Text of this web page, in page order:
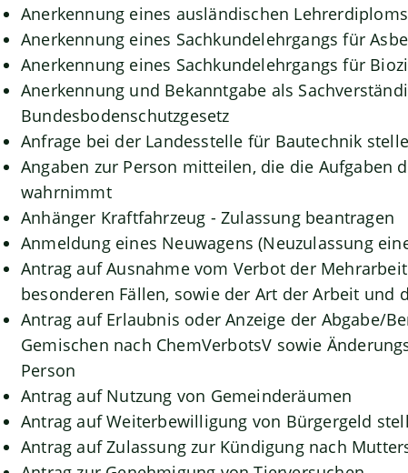
Anerkennung eines ausländischen
Anerkennung eines Sachkundelehrgangs für
Anerkennung eines Sachkundelehrgangs für
Anerkennung und Bekanntgabe als
Bundesbodenschutzgesetz
Anfrage bei der Landesstelle für Bautechnik
Angaben zur Person mitteilen, die die Aufgaben
wahrnimmt
Anhänger Kraftfahrzeug - Zulassung beantragen
Anmeldung eines Neuwagens (Neuzulassung
Antrag auf Ausnahme vom Verbot der
besonderen Fällen, sowie der Art der Arbeit und
Antrag auf Erlaubnis oder Anzeige der Abgabe/
Gemischen nach ChemVerbotsV sowie
Person
Antrag auf Nutzung von Gemeinderäumen
Antrag auf Weiterbewilligung von Bürgergeld
Antrag auf Zulassung zur Kündigung nach